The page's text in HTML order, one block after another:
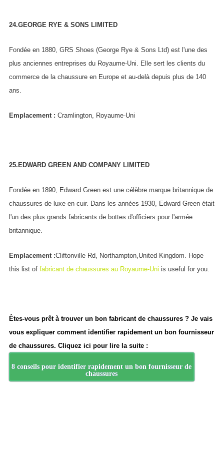
24.GEORGE RYE & SONS LIMITED
Fondée en 1880, GRS Shoes (George Rye & Sons Ltd) est l'une des
plus anciennes entreprises du Royaume-Uni. Elle sert les clients du
commerce de la chaussure en Europe et au-delà depuis plus de 140
ans.
Emplacement : Cramlington, Royaume-Uni
25.EDWARD GREEN AND COMPANY LIMITED
Fondée en 1890, Edward Green est une célèbre marque britannique de
chaussures de luxe en cuir. Dans les années 1930, Edward Green était
l'un des plus grands fabricants de bottes d'officiers pour l'armée
britannique.
Emplacement :Cliftonville Rd, Northampton,United Kingdom. Hope
this list of fabricant de chaussures au Royaume-Uni is useful for you.
Êtes-vous prêt à trouver un bon fabricant de chaussures ? Je vais
vous expliquer comment identifier rapidement un bon fournisseur
de chaussures. Cliquez ici pour lire la suite :
8 conseils pour identifier rapidement un bon fournisseur de
chaussures